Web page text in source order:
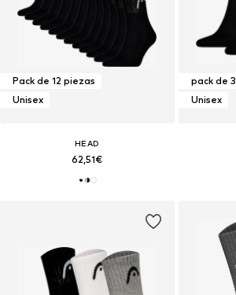
Pack de 12 piezas
Unisex
HEAD
62,51€
pack de 3
Unisex